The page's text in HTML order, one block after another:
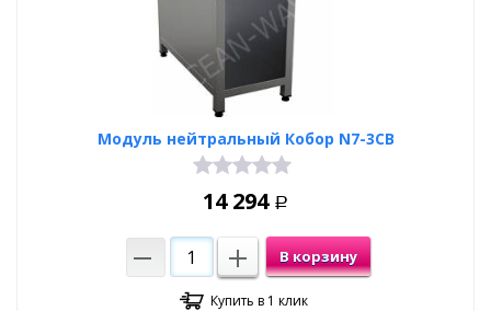
Модуль нейтральный Кобор N7-3CB
14 294 Р
В корзину
Купить в 1 клик